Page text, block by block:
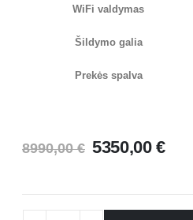
WiFi valdymas
Šildymo galia
Prekės spalva
8990,00€ 5350,00 €